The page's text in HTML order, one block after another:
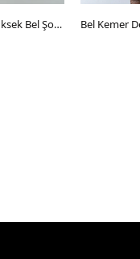
Bel Kemer Detay Double Kumaş Yüksek Bel Şort Mürdüm 2228